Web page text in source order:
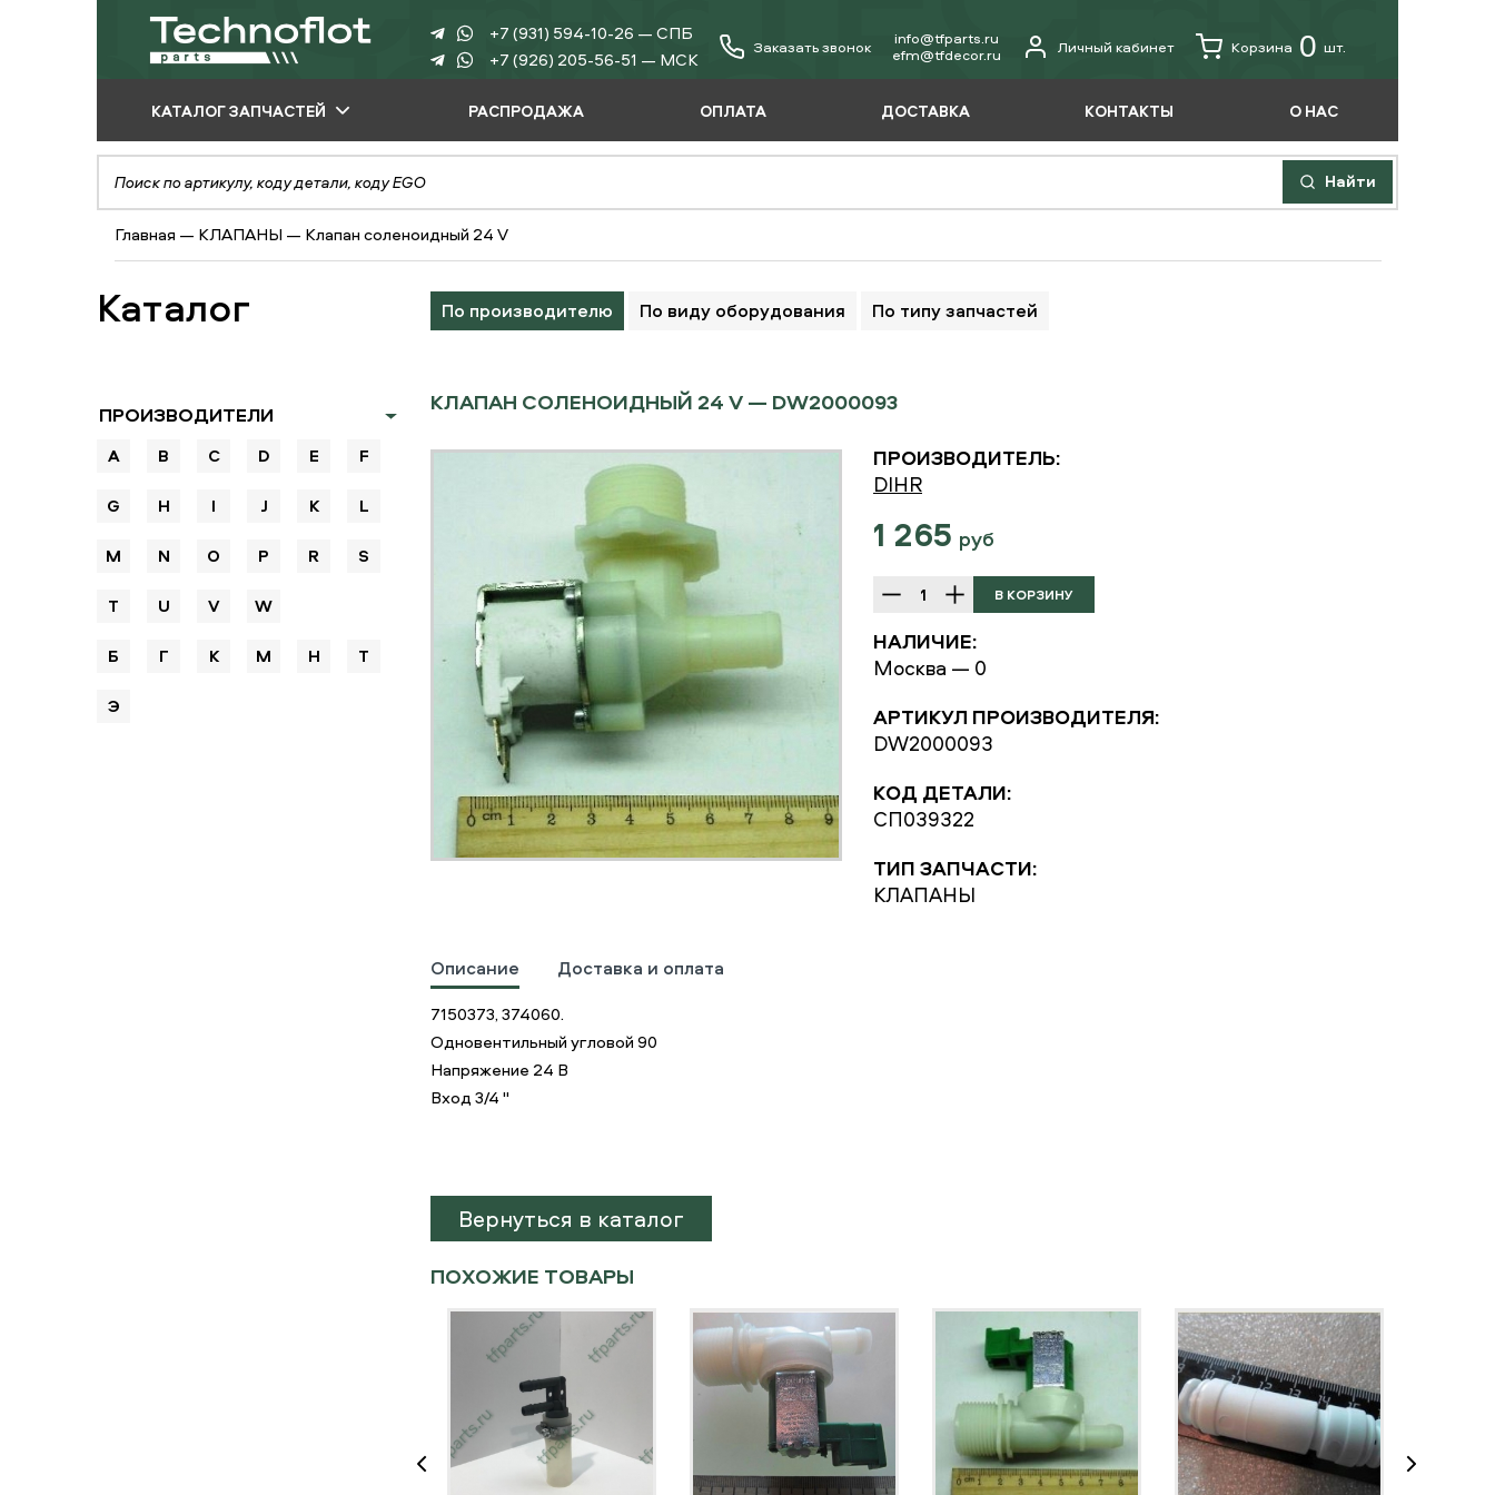
+7 (931) 594-10-26 — СПБ
+7 (926) 205-56-51 — МСК
Заказать звонок
info@tfparts.ru
еfm@tfdecor.ru
Личный кабинет Корзина 0 шт.
КАТАЛОГ ЗАПЧАСТЕЙ
ПО ПРОИЗВОДИТЕЛЮ
ПО ВИДУ
ОБОРУДОВАНИЯ
ПО ТИПУ ЗАПЧАСТЕЙ
РАСПРОДАЖА ОПЛАТА ДОСТАВКА КОНТАКТЫ О НАС
Найти
Главная — КЛАПАНЫ — Клапан соленоидный 24 V
Каталог По производителю По виду оборудования По типу запчастей
ПРОИЗВОДИТЕЛИ
A B C D E F
G H I J K L
M N O P R S
T U V W
Б Г К М Н Т
Э
КЛАПАН СОЛЕНОИДНЫЙ 24 V — DW2000093
ПРОИЗВОДИТЕЛЬ:
DIHR
1 265 руб
НАЛИЧИЕ:
Москва — 0
АРТИКУЛ ПРОИЗВОДИТЕЛЯ:
DW2000093
КОД ДЕТАЛИ:
СП039322
ТИП ЗАПЧАСТИ:
КЛАПАНЫ
Описание Доставка и оплата
7150373, 374060.
Одновентильный угловой 90
Напряжение 24 В
Вход 3/4 "
Вернуться в каталог
ПОХОЖИЕ ТОВАРЫ